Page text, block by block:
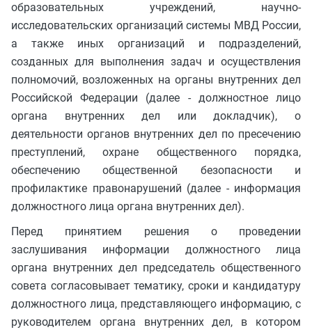
образовательных учреждений, научно-
исследовательских организаций системы МВД России,
а также иных организаций и подразделений,
созданных для выполнения задач и осуществления
полномочий, возложенных на органы внутренних дел
Российской Федерации (далее - должностное лицо
органа внутренних дел или докладчик), о
деятельности органов внутренних дел по пресечению
преступлений, охране общественного порядка,
обеспечению общественной безопасности и
профилактике правонарушений (далее - информация
должностного лица органа внутренних дел).
Перед принятием решения о проведении
заслушивания информации должностного лица
органа внутренних дел председатель общественного
совета согласовывает тематику, сроки и кандидатуру
должностного лица, представляющего информацию, с
руководителем органа внутренних дел, в котором